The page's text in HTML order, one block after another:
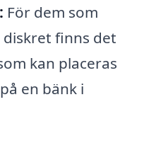
För dem som
finns det
kan placeras
en bänk i